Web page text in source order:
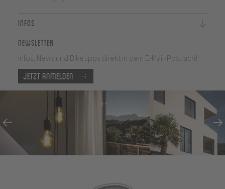
Infos
Newsletter
Infos, News und Biketipps direkt in dein E-Mail-Postfach!
Jetzt anmelden